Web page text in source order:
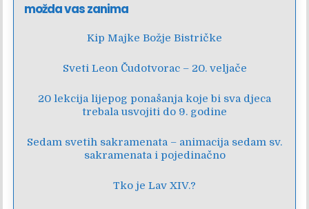
možda vas zanima
Kip Majke Božje Bistričke
Sveti Leon Čudotvorac – 20. veljače
20 lekcija lijepog ponašanja koje bi sva djeca
trebala usvojiti do 9. godine
Sedam svetih sakramenata – animacija sedam sv.
sakramenata i pojedinačno
Tko je Lav XIV.?